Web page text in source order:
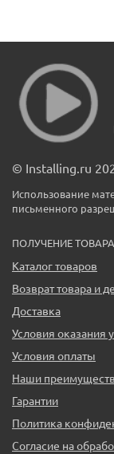
© Installing.ru
Использование
письменного
ПОЛУЧЕНИЕ
Каталог товаров
Возврат товара и
Доставка
Условия оказания
Условия оплаты
Наши
Гарантии
Политика
Согласие на